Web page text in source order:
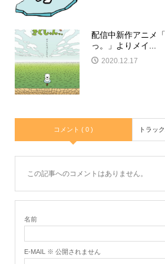
配信中新作アニメ
っ。」よりメイ...
2020.12.17
コメント ( 0 ) トラッ
この記事へのコメントはありません。
名前
E-MAIL ※ 公開されません